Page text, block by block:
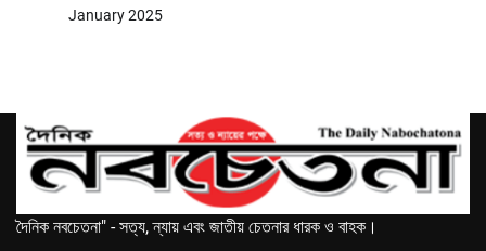
January 2025
দৈনিক নবচেতনা" - সত্য, ন্যায় এবং জাতীয় চেতনার ধারক ও বাহক।